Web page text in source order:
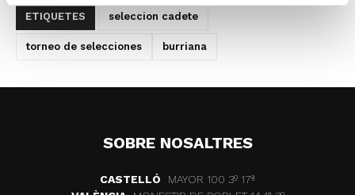
ETIQUETES seleccion cadete
torneo de selecciones burriana
SOBRE NOSALTRES
CASTELLÓ
MAYOR 100 3º 17ª